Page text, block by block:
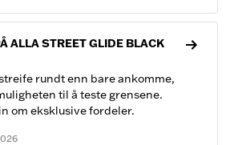
ALLA STREET GLIDE BLACK
rundt enn bare ankomme,
til å teste grensene.
om eksklusive fordeler.